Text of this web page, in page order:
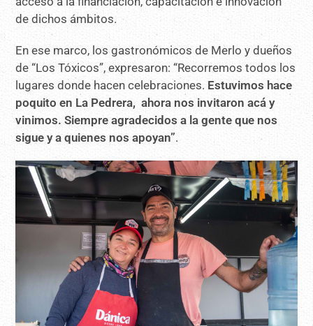
de dichos ámbitos.
En ese marco, los gastronómicos de Merlo y dueños
de “Los Tóxicos”, expresaron: “Recorremos todos los
lugares donde hacen celebraciones. Estuvimos hace
poquito en La Pedrera, ahora nos invitaron acá y
vinimos. Siempre agradecidos a la gente que nos
sigue y a quienes nos apoyan”.